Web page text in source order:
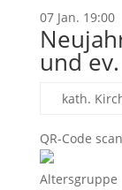
07 Jan. 19:00
und
kath.
QR-Code
Altersgruppe